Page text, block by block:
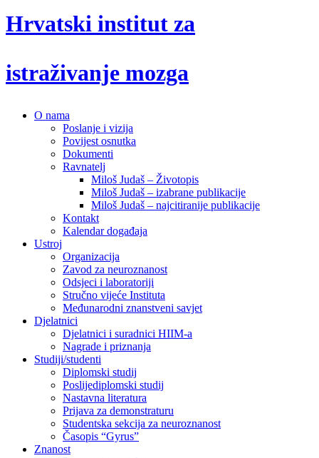
Hrvatski institut za
istraživanje mozga
O nama
Poslanje i vizija
Povijest osnutka
Dokumenti
Ravnatelj
Miloš Judaš – Životopis
Miloš Judaš – izabrane publikacije
Miloš Judaš – najcitiranije publikacije
Kontakt
Kalendar događaja
Ustroj
Organizacija
Zavod za neuroznanost
Odsjeci i laboratoriji
Stručno vijeće Instituta
Međunarodni znanstveni savjet
Djelatnici
Djelatnici i suradnici HIIM-a
Nagrade i priznanja
Studiji/studenti
Diplomski studij
Poslijediplomski studij
Nastavna literatura
Prijava za demonstraturu
Studentska sekcija za neuroznanost
Časopis “Gyrus”
Znanost